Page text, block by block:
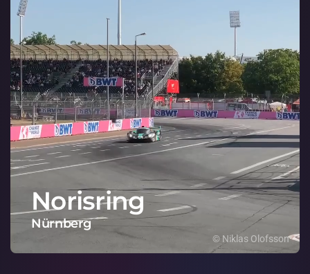
Norisring
Nürnberg
© Niklas Olofsson